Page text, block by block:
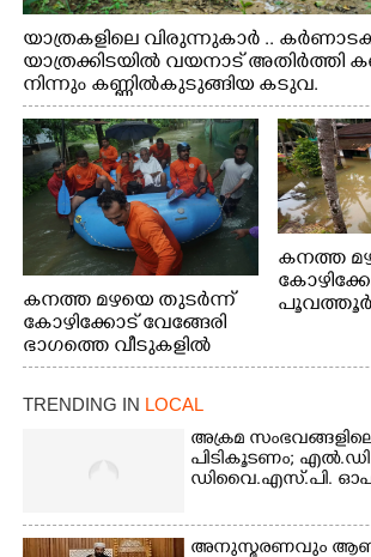
യാത്രകളിലെ വിരുന്നുകാർ ..
യാത്രക്കിടയിൽ വയനാട് അതിർത്തി
നിന്നും കണ്ണിൽകുടുങ്ങിയ കടുവ.
കനത്ത മഴയെ തുടർന്ന്
കോഴിക്കോട് വേങ്ങേരി
ഭാഗത്തെ വീടുകളിൽ
വെള്ളം
കയറിയപ്പോൾ ആളുകളെ
സുരക്ഷിത സ്ഥാനത്തേക്ക്
മാറ്റുന്ന സുരക്ഷാസേനാം
കനത്ത
പൂവത്തൂർ
TRENDING IN LOCAL
അക്രമ
പിടികൂടണം;
ഡിവൈ.എസ്.പി.
അനുസ്മരണവും ആണ്ട്